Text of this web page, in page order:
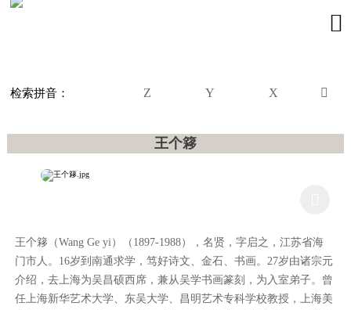

检索拼音： Z Y X 
王个簃
王个簃（Wang Ge yi）（1897-1988），名贤，字启之，江苏省海
门市人。16岁到南通求学，笃好诗文、金石、书画。27岁由诸宗元
介绍，去上海为吴昌硕西席，兼从吴学书画篆刻，为入室弟子。曾
任上海新华艺术大学、东吴大学、昌明艺术专科学校教授，上海美